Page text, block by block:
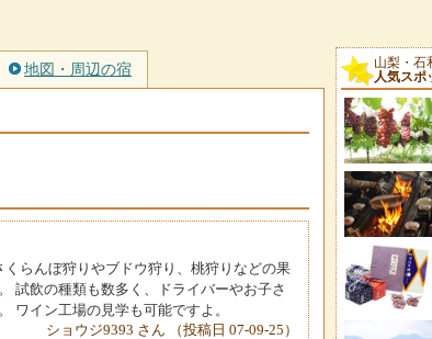
地図・周辺の宿
らんぼ狩りやブドウ狩り、桃狩りなどの果
試飲の種類も数多く、ドライバーやお子さ
ワイン工場の見学も可能ですよ。
ショウジ9393 さん （投稿日 07-09-25）
山梨・石
人気スポ